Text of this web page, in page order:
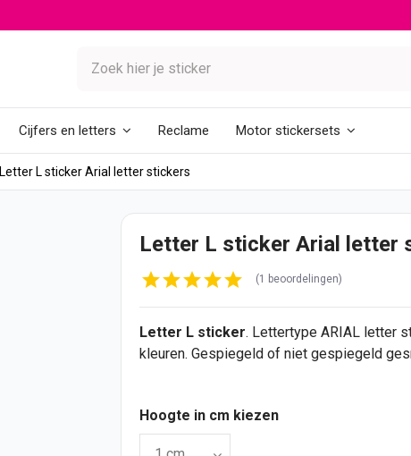
Cijfers en letters Reclame Motor stickersets
L sticker Arial letter stickers
Letter L sticker Arial letter
(1 beoordelingen)
Letter L sticker. Lettertype ARIAL letter
kleuren. Gespiegeld of niet gespiegeld
Hoogte in cm kiezen